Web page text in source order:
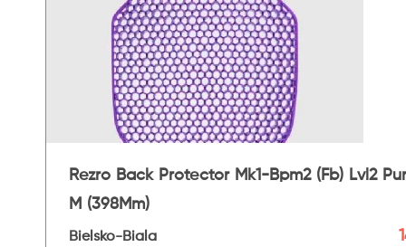
Rezro Back Protector Mk1-Bpm2 (Fb) Lvl2
M (398Mm)
Bielsko-Biala